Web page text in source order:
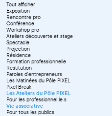
Tout afficher
Exposition
Rencontre pro
Conférence
Workshop pro
Ateliers découverte et stage
Spectacle
Projection
Résidence
Formation professionnelle
Restitution
Paroles d'entrepreneurs
Les Matinées du Pôle PIXEL
Pixel Break
Les Ateliers du Pôle PIXEL
Pour les professionnel·le·s
Vie associative
Pour tous les publics